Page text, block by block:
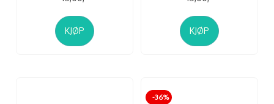
KJØP KJØP
-36%